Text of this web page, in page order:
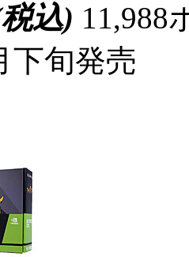
込) 11,988
下旬発売